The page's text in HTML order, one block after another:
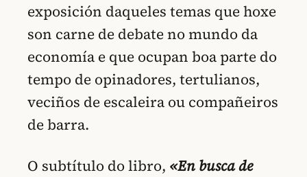
exposición daqueles temas que hoxe
son carne de debate no mundo da
economía e que ocupan boa parte do
tempo de opinadores, tertulianos,
veciños de escaleira ou compañeiros
de barra.
O subtítulo do libro, «En busca de